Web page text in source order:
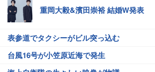
重岡大毅&濱田崇裕 結婚W発表
表参道でタクシーがビル突っ込む
台風16号が小笠原近海で発生